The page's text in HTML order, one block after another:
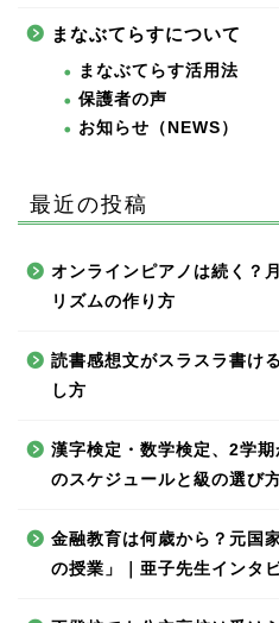
まなぶてらすについて
まなぶてらす活用法
保護者の声
お知らせ（NEWS）
最近の投稿
オンラインピアノは続く？
リズムの作り方
読書感想文がスラスラ書け
し方
漢字検定・数学検定、2学
のスケジュールと級の選び
金融教育は何歳から？元国
の授業」｜亜子先生インタ